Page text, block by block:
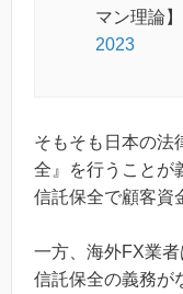
マン理論
2023
そもそも日本の法
全』を行うことが
信託保全で顧客資
一方、海外FX業者
信託保全の義務が